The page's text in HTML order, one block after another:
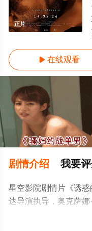
正片
 在线观看
剧情介绍 我要
星空影院剧情片《诱
达导演执导，奥克萨娜
尼尔·塞勒姆等演员精